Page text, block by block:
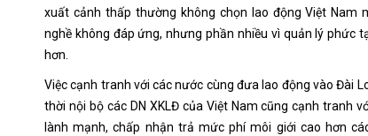
xuất cảnh thấp thường không chọn lao động Việt Nam
nghề không đáp ứng, nhưng phần nhiều vì quản lý phức
hơn.
Việc cạnh tranh với các nước cùng đưa lao động vào Đài
thời nội bộ các DN XKLĐ của Việt Nam cũng cạnh tranh
lành mạnh, chấp nhận trả mức phí môi giới cao hơn